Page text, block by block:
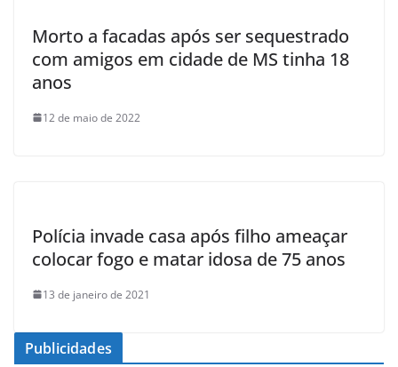
Morto a facadas após ser sequestrado
com amigos em cidade de MS tinha 18
anos
12 de maio de 2022
Polícia invade casa após filho ameaçar
colocar fogo e matar idosa de 75 anos
13 de janeiro de 2021
Publicidades